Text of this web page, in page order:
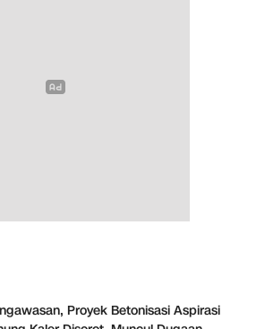
Proyek Betonisasi Aspirasi